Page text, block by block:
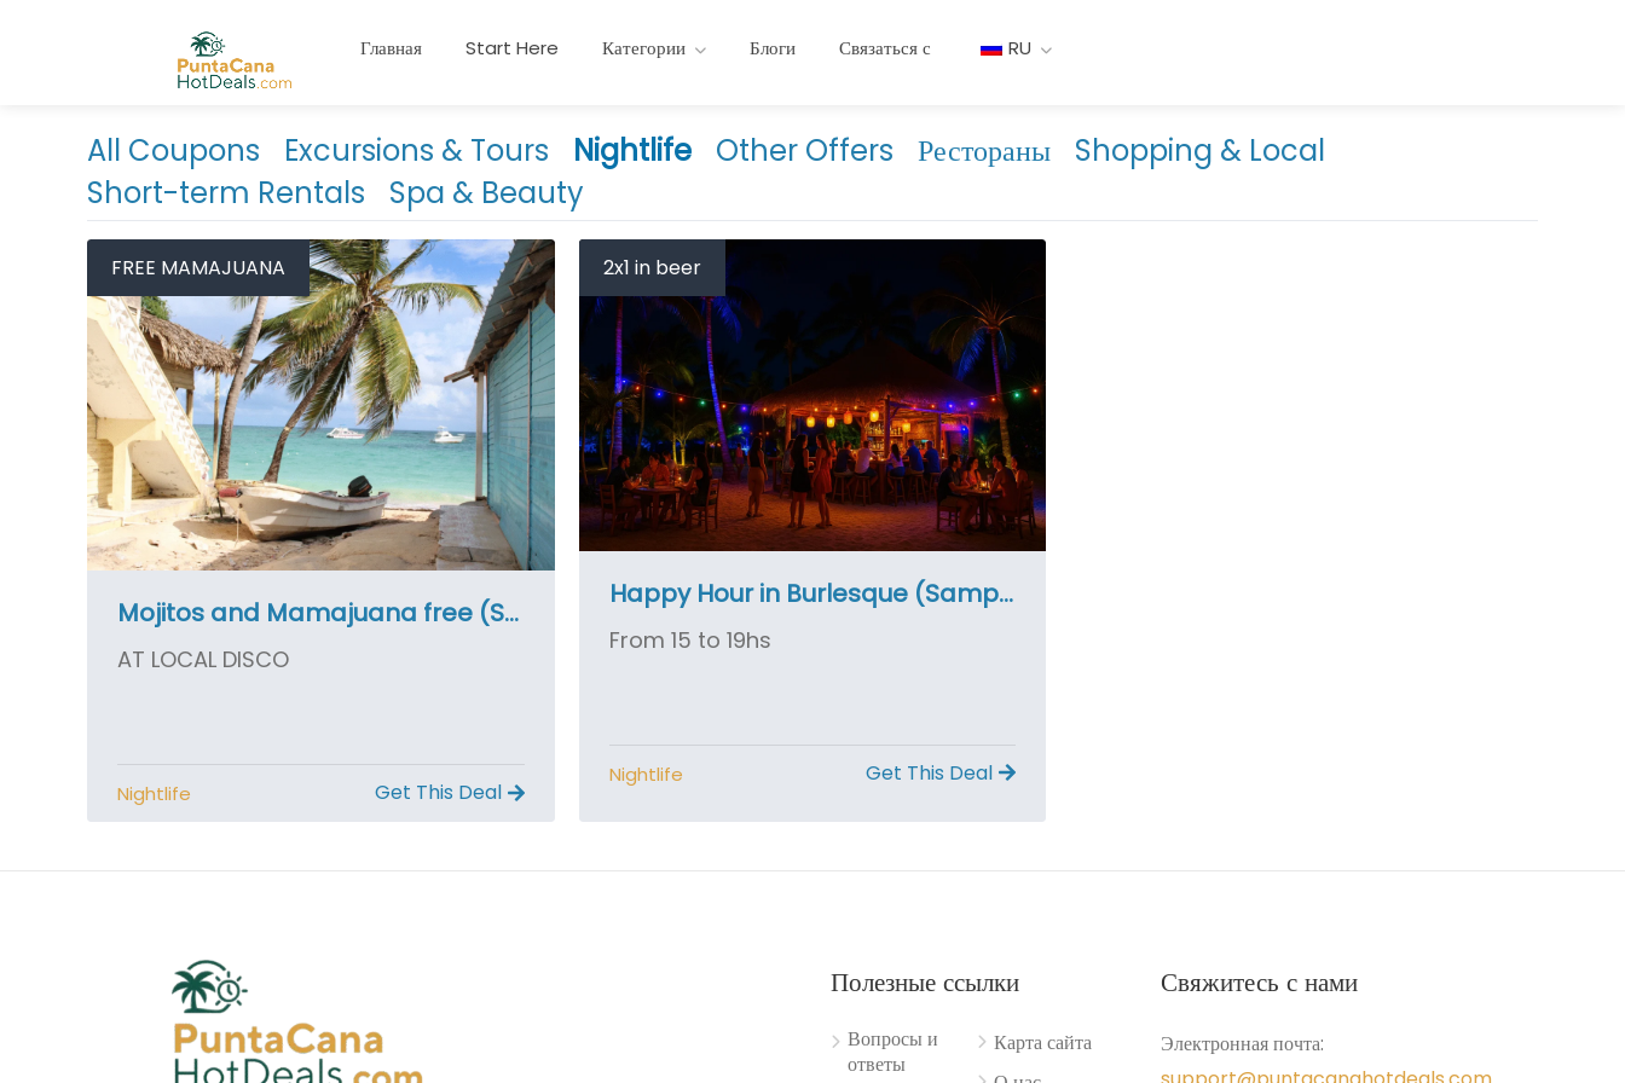
Главная Start Here Категории Блоги Связаться с RU
All Coupons Excursions & Tours Nightlife Other Offers Рестораны
Shopping & Local
Short-term Rentals
Spa & Beauty
FREE MAMAJUANA
Mojitos and Mamajuana free (SAMPLE COUPON)
AT LOCAL DISCO
Get This Deal
Nightlife
2x1 in beer
Happy Hour in Burlesque (Sample Coupon)
From 15 to 19hs
Get This Deal
Nightlife
Полезные ссылки
Вопросы и
ответы
Карта сайта
Свяжитесь с нами
Электронная почта: